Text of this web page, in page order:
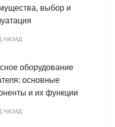
выбор и
НАЗАД
оборудование
основные
и их функции
НАЗАД